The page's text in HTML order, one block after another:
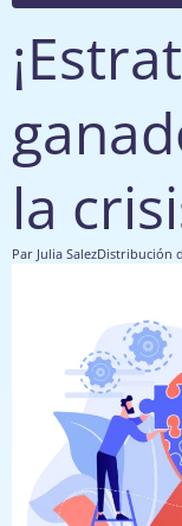
la
Par Julia SalezDistribución